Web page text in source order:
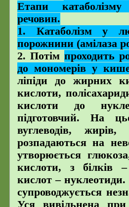
Етапи
речовин.
1. Катаболізм у
порожнини (амілаза
2. Потім проходить
до мономерів у
ліпіди до жирних
кислоти,
кислоти до
підготовчий. На
вуглеводів, жирів,
розпадаються на
утворюється
кислоти, з білків
кислот –
супроводжується
Уся вивільнена